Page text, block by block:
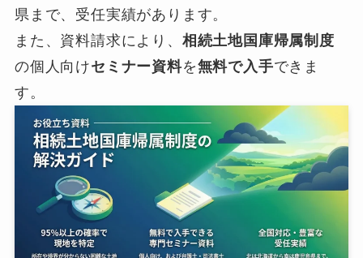
県まで、受任実績があります。
また、資料請求により、 相続土地国庫帰属制度
の個人向けセミナー資料を無料で入手できま
す。